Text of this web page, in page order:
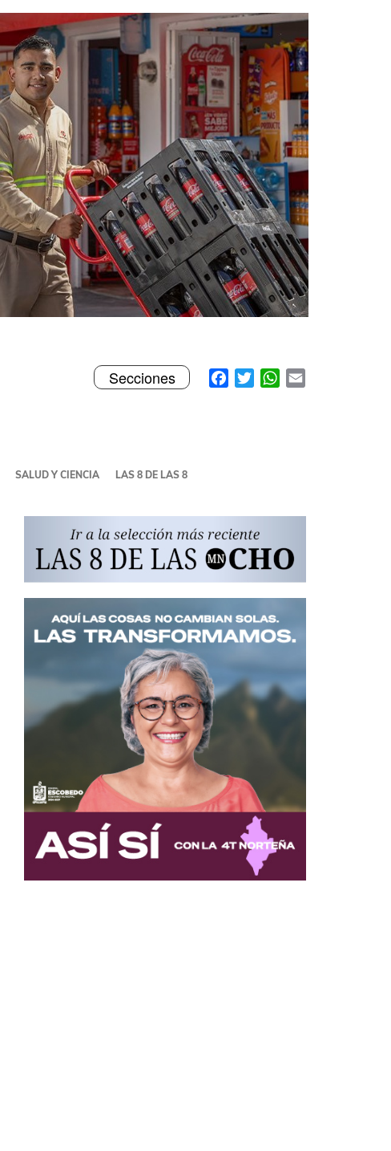
Facebook
TwitterWhatsApp
Toggle
navigation
Secciones
SALUD Y CIENCIA LAS 8 DE LAS 8